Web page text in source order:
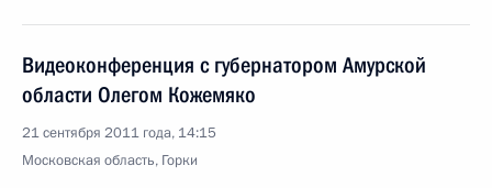
Видеоконференция с губернатором Амурской
области Олегом Кожемяко
21 сентября 2011 года, 14:15
Московская область, Горки